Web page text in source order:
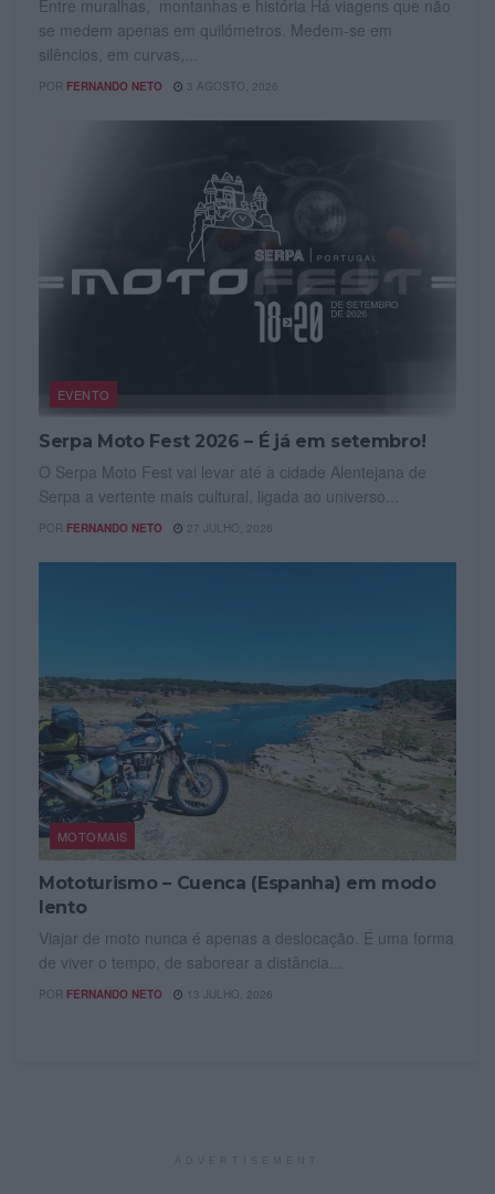
Entre muralhas, montanhas e história Há viagens que não
se medem apenas em quilómetros. Medem-se em
silêncios, em curvas,...
POR FERNANDO NETO 3 AGOSTO, 2026
EVENTO
Serpa Moto Fest 2026 – É já em setembro!
O Serpa Moto Fest vai levar até à cidade Alentejana de
Serpa a vertente mais cultural, ligada ao universo...
POR FERNANDO NETO 27 JULHO, 2026
MOTOMAIS
Mototurismo – Cuenca (Espanha) em modo
lento
Viajar de moto nunca é apenas a deslocação. É uma forma
de viver o tempo, de saborear a distância...
POR FERNANDO NETO 13 JULHO, 2026